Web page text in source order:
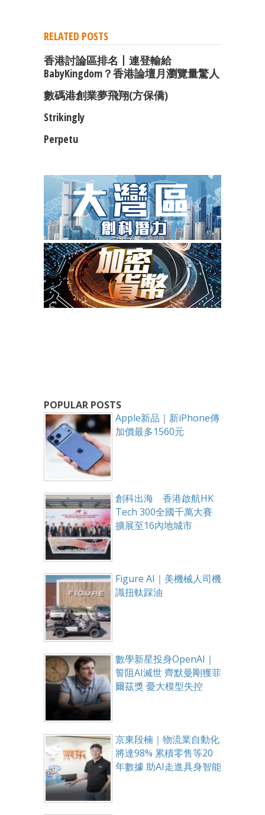
RELATED POSTS
香港討論區排名丨連登輸給
BabyKingdom？香港論壇月瀏覽量驚人
數碼港創業夢飛翔(方保僑)
Strikingly
Perpetu
POPULAR POSTS
Apple新品｜新iPhone傳
加價最多1560元
創科出海 香港啟航HK
Tech 300全國千萬大賽
擴展至16內地城市
Figure AI｜美機械人司機
識扭軚踩油
數學新星投身OpenAI｜
誓阻AI滅世 齊默曼剛獲菲
爾茲獎 憂大模型失控
京東段楠｜物流業自動化
將達98% 累積零售等20
年數據 助AI走進具身智能